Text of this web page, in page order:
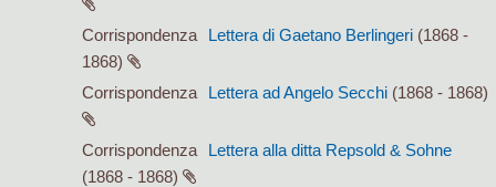
Corrispondenza Lettera di Gaetano Berlingeri (1868 -
1868)
Corrispondenza
Lettera ad Angelo Secchi (1868 - 1868)
Corrispondenza
Lettera alla ditta Repsold & Sohne
(1868 - 1868)